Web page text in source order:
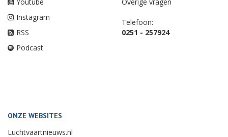
Instagram
RSS
Podcast
Telefoon:
0251 - 257924
ONZE WEBSITES
Luchtvaartnieuws.nl